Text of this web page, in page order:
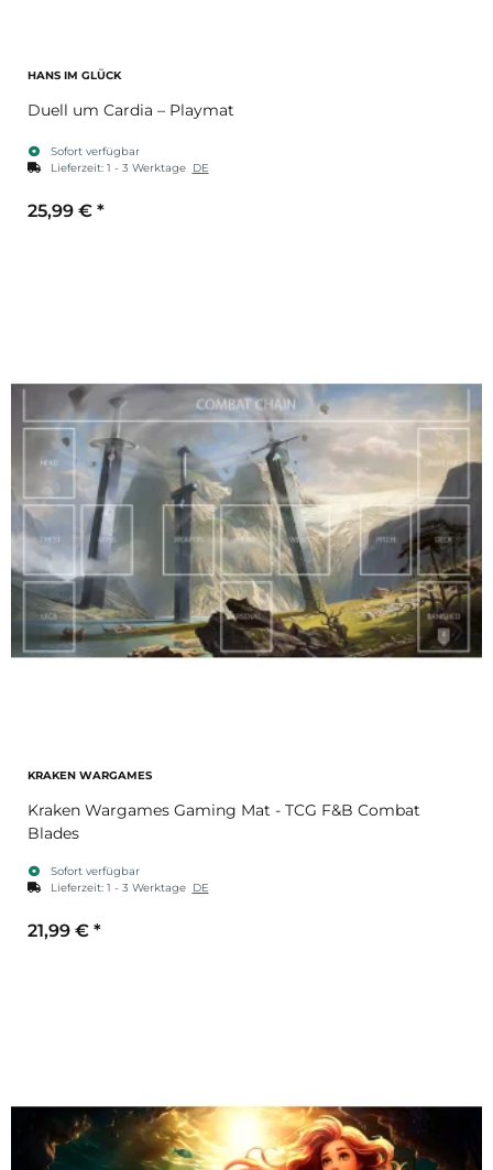
HANS IM GLÜCK
Duell um Cardia – Playmat
Sofort verfügbar
Lieferzeit: 1 - 3 Werktage DE
25,99 € *
KRAKEN WARGAMES
Kraken Wargames Gaming Mat - TCG F&B Combat
Blades
Sofort verfügbar
Lieferzeit: 1 - 3 Werktage DE
21,99 € *